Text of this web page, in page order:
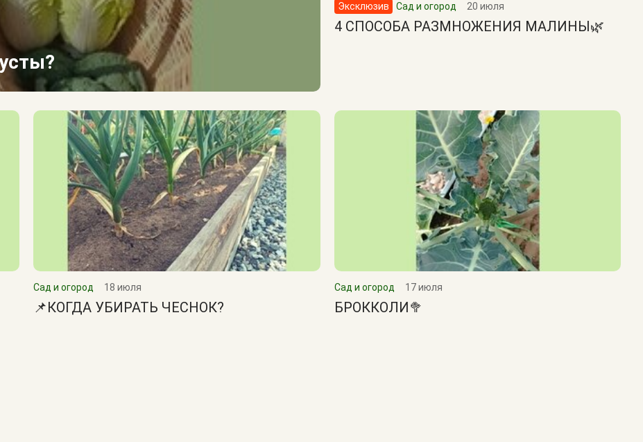
Эксклюзив Сад и огород 20 июля
4 СПОСОБА РАЗМНОЖЕНИЯ МАЛИНЫ🌿
Сад и огород 18 июля
📌КОГДА УБИРАТЬ ЧЕСНОК?
Сад и огород 17 июля
БРОККОЛИ🥦